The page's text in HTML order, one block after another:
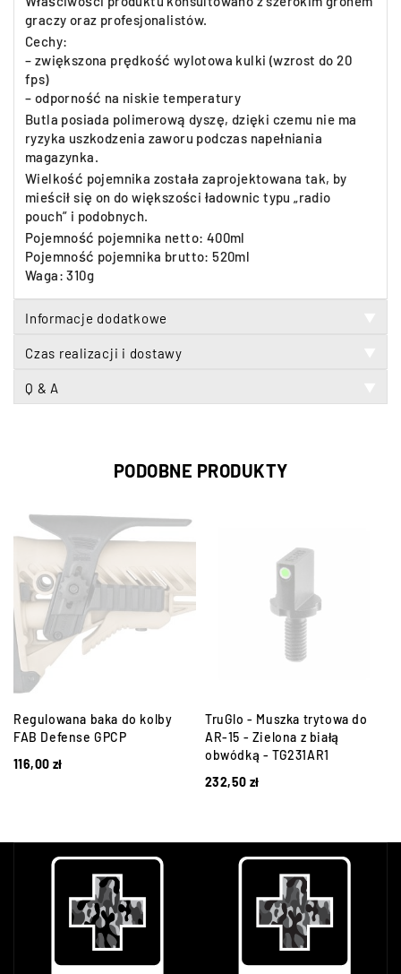
graczy oraz profesjonalistów.
Cechy:
– zwiększona prędkość wylotowa kulki (wzrost do 20
fps)
– odporność na niskie temperatury
Butla posiada polimerową dyszę, dzięki czemu nie ma
ryzyka uszkodzenia zaworu podczas napełniania
magazynka.
Wielkość pojemnika została zaprojektowana tak, by
mieścił się on do większości ładownic typu „radio
pouch” i podobnych.
Pojemność pojemnika netto: 400ml
Pojemność pojemnika brutto: 520ml
Waga: 310g
Informacje dodatkowe
Czas realizacji i dostawy
Q & A
PODOBNE PRODUKTY
Regulowana baka do kolby
FAB Defense GPCP
116,00 zł
TruGlo - Muszka trytowa do
AR-15 - Zielona z białą
obwódką - TG231AR1
232,50 zł